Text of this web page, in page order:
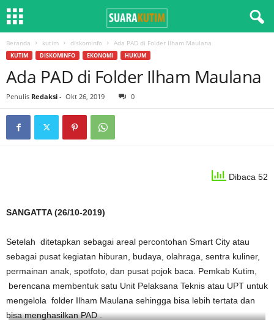
Beranda kutim diskominfo Ada PAD di Folder Ilham Maulana
KUTIM DISKOMINFO EKONOMI HUKUM
Ada PAD di Folder Ilham Maulana
Penulis Redaksi - Okt 26, 2019 0
Dibaca 52
SANGATTA (26/10-2019)
Setelah ditetapkan sebagai areal percontohan Smart City atau
sebagai pusat kegiatan hiburan, budaya, olahraga, sentra kuliner,
permainan anak, spotfoto, dan pusat pojok baca. Pemkab Kutim,
berencana membentuk satu Unit Pelaksana Teknis atau UPT untuk
mengelola folder Ilham Maulana sehingga bisa lebih tertata dan
bisa menghasilkan PAD .